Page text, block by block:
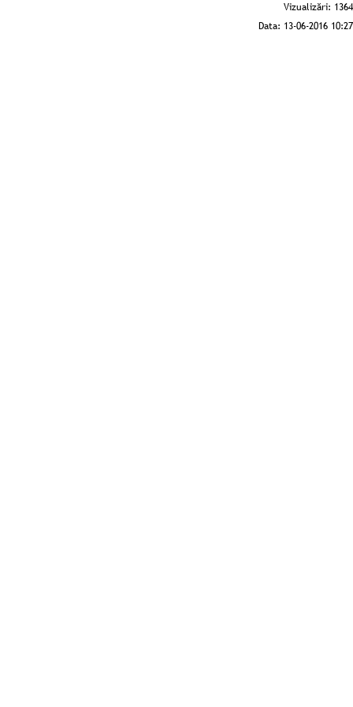
Vizualizări: 1364
Data: 13-06-2016 10:27